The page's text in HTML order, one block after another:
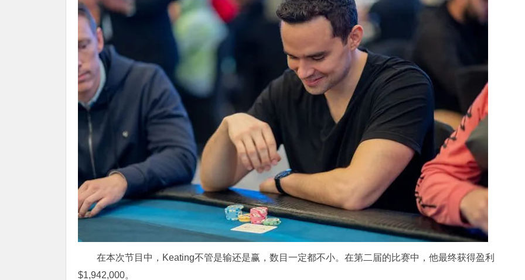
在本次节目中，Keating不管是输还是赢，数目一定都不小。在第二届的比赛中，他最终获得盈利
$1,942,000。